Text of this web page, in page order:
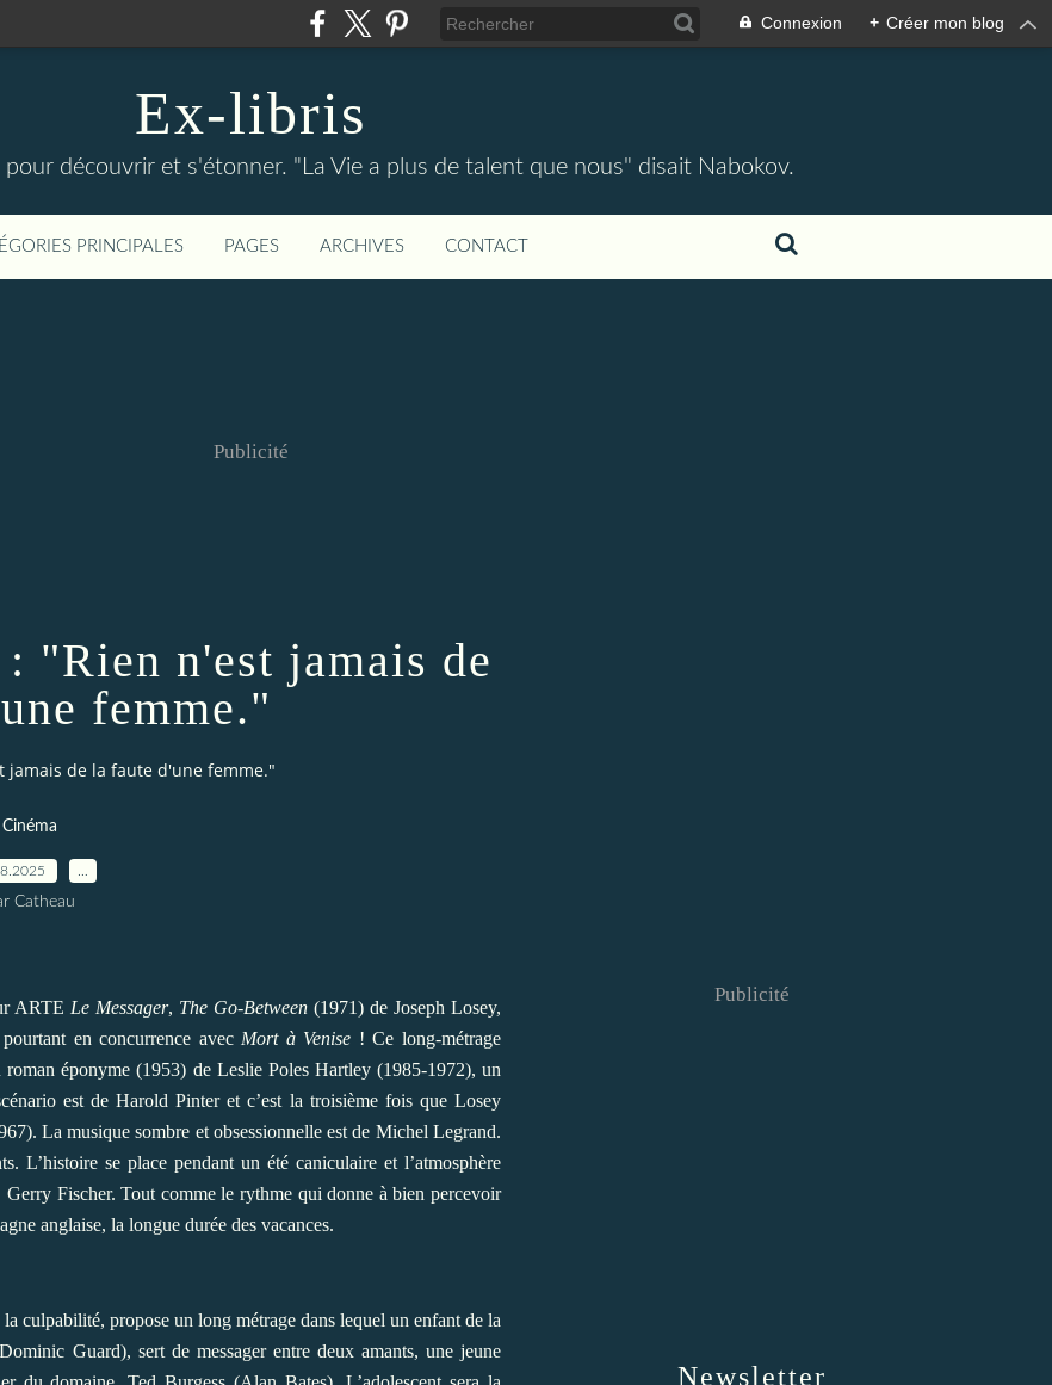
Connexion + Créer mon blog
Ex-libris
découvrir et s'étonner. "La Vie a plus de talent que nous" disait Nabokov.
PRINCIPALES PAGES ARCHIVES CONTACT
Publicité
"Rien n'est jamais de
femme."
jamais de la faute d'une femme."
Cinéma
Catheau
ARTE Le Messager, The Go-Between(1971) de Joseph Losey,
en concurrence avec Mort à Venise ! Ce long-métrage
éponyme (1953) de Leslie Poles Hartley (1985-1972), un
est de Harold Pinter et c’est la troisième fois que Losey
La musique sombre et obsessionnelle est de Michel Legrand.
L’histoire se place pendant un été caniculaire et l’atmosphère
Fischer. Tout comme le rythme qui donne à bien percevoir
anglaise, la longue durée des vacances.
culpabilité, propose un long métrage dans lequel un enfant de la
Guard), sert de messager entre deux amants, une jeune
Newsletter
Publicité